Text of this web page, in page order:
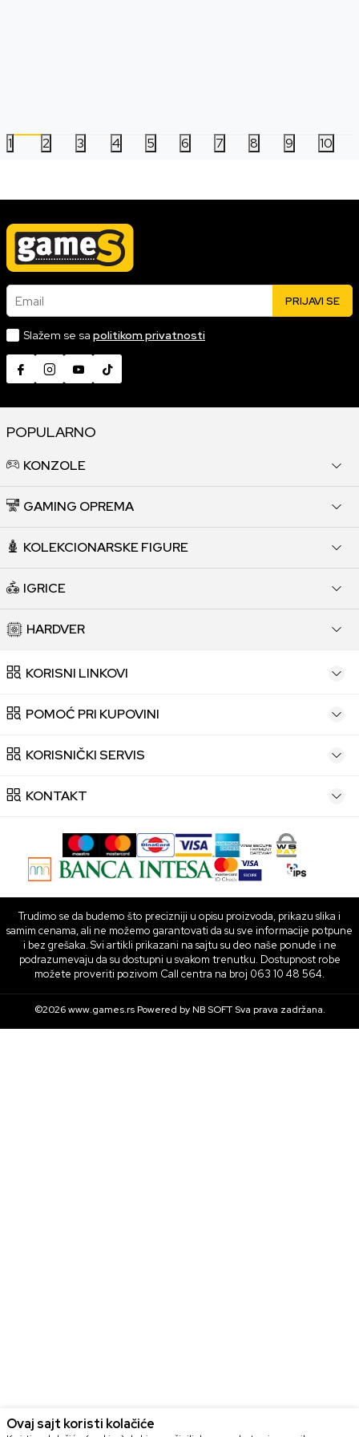
1 2 3 4 5 6 7 8 9 10
Email PRIJAVI SE
Slažem se sa politikom privatnosti
POPULARNO
KONZOLE
GAMING OPREMA
KOLEKCIONARSKE FIGURE
IGRICE
HARDVER
KORISNI LINKOVI
POMOĆ PRI KUPOVINI
KORISNIČKI SERVIS
KONTAKT
Trudimo se da budemo što precizniji u opisu proizvoda, prikazu slika i
samim cenama, ali ne možemo garantovati da su sve informacije potpune
i bez grešaka. Svi artikli prikazani na sajtu su deo naše ponude i ne
podrazumevaju da su dostupni u svakom trenutku. Dostupnost robe
možete proveriti pozivom Call centra na broj 063 10 48 564.
©2026www.games.rs Powered byNB SOFTSva prava zadržana.
Ovaj sajt koristi kolačiće